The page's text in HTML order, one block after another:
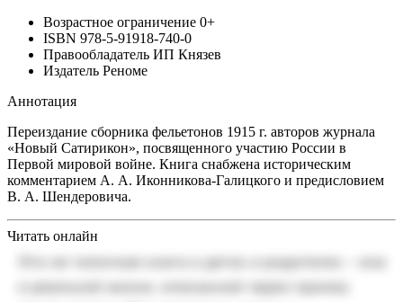
Возрастное ограничение 0+
ISBN 978-5-91918-740-0
Правообладатель ИП Князев
Издатель Реноме
Аннотация
Переиздание сборника фельетонов 1915 г. авторов журнала
«Новый Сатирикон», посвященного участию России в
Первой мировой войне. Книга снабжена историческим
комментарием А. А. Иконникова-Галицкого и предисловием
В. А. Шендеровича.
Читать онлайн